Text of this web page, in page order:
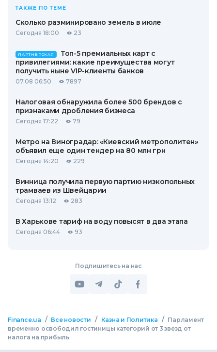
ТАКЖЕ ПО ТЕМЕ
Сколько разминировано земель в июле
Сегодня 18:00 23
ПАРТНЕРСКАЯ
Топ-5 премиальных карт с
привилегиями: какие преимущества могут
получить ныне VIP-клиенты банков
07.08 06:50 7897
Налоговая обнаружила более 500 брендов с
признаками дробления бизнеса
Сегодня 17:22 79
Метро на Виноградар: «Киевский метрополитен»
объявил еще один тендер на 80 млн грн
Сегодня 14:20 229
Винница получила первую партию низкопольных
трамваев из Швейцарии
Сегодня 13:12 283
В Харькове тариф на воду повысят в два этапа
Сегодня 06:44 93
Подпишитесь на нас
Finance.ua / Все новости / Казна и Политика / Парламент
временно освободил гостиницы категорий от 3 звезд от
налога на прибыль